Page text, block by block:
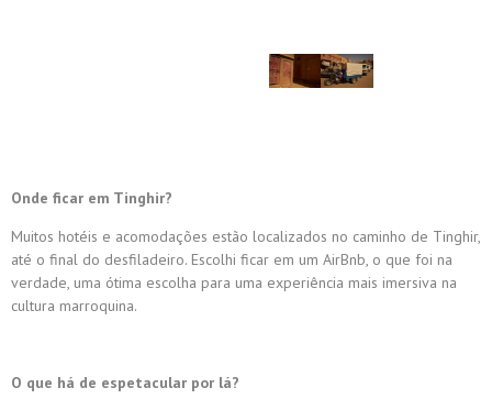
Onde ficar em Tinghir?
Muitos hotéis e acomodações estão localizados no caminho de Tinghir,
até o final do desfiladeiro. Escolhi ficar em um AirBnb, o que foi na
verdade, uma ótima escolha para uma experiência mais imersiva na
cultura marroquina.
O que há de espetacular por lá?